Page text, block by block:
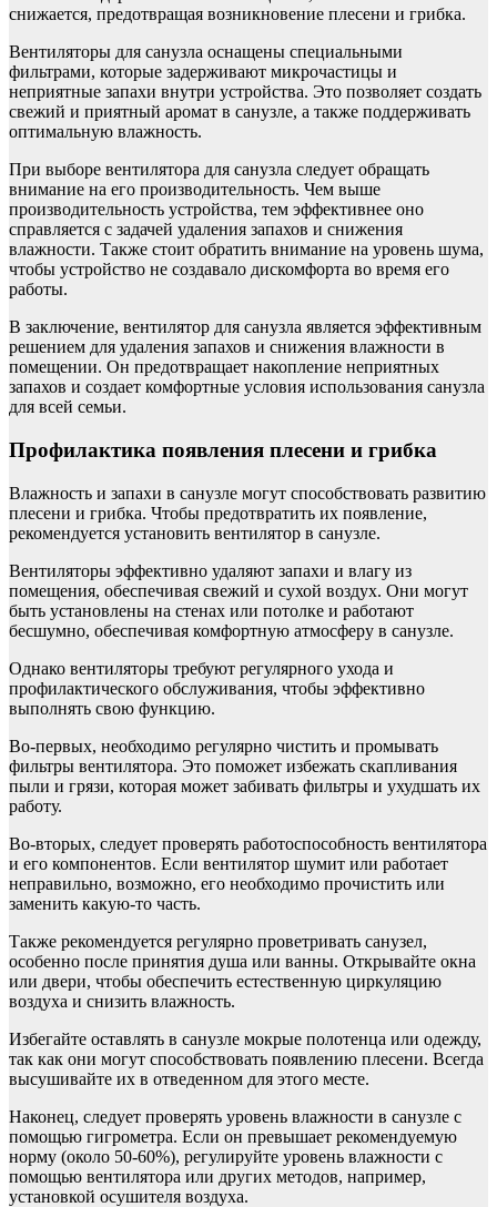
снижается, предотвращая возникновение плесени и грибка.
Вентиляторы для санузла оснащены специальными
фильтрами, которые задерживают микрочастицы и
неприятные запахи внутри устройства. Это позволяет создать
свежий и приятный аромат в санузле, а также поддерживать
оптимальную влажность.
При выборе вентилятора для санузла следует обращать
внимание на его производительность. Чем выше
производительность устройства, тем эффективнее оно
справляется с задачей удаления запахов и снижения
влажности. Также стоит обратить внимание на уровень шума,
чтобы устройство не создавало дискомфорта во время его
работы.
В заключение, вентилятор для санузла является эффективным
решением для удаления запахов и снижения влажности в
помещении. Он предотвращает накопление неприятных
запахов и создает комфортные условия использования санузла
для всей семьи.
Профилактика появления плесени и грибка
Влажность и запахи в санузле могут способствовать развитию
плесени и грибка. Чтобы предотвратить их появление,
рекомендуется установить вентилятор в санузле.
Вентиляторы эффективно удаляют запахи и влагу из
помещения, обеспечивая свежий и сухой воздух. Они могут
быть установлены на стенах или потолке и работают
бесшумно, обеспечивая комфортную атмосферу в санузле.
Однако вентиляторы требуют регулярного ухода и
профилактического обслуживания, чтобы эффективно
выполнять свою функцию.
Во-первых, необходимо регулярно чистить и промывать
фильтры вентилятора. Это поможет избежать скапливания
пыли и грязи, которая может забивать фильтры и ухудшать их
работу.
Во-вторых, следует проверять работоспособность вентилятора
и его компонентов. Если вентилятор шумит или работает
неправильно, возможно, его необходимо прочистить или
заменить какую-то часть.
Также рекомендуется регулярно проветривать санузел,
особенно после принятия душа или ванны. Открывайте окна
или двери, чтобы обеспечить естественную циркуляцию
воздуха и снизить влажность.
Избегайте оставлять в санузле мокрые полотенца или одежду,
так как они могут способствовать появлению плесени. Всегда
высушивайте их в отведенном для этого месте.
Наконец, следует проверять уровень влажности в санузле с
помощью гигрометра. Если он превышает рекомендуемую
норму (около 50-60%), регулируйте уровень влажности с
помощью вентилятора или других методов, например,
установкой осушителя воздуха.